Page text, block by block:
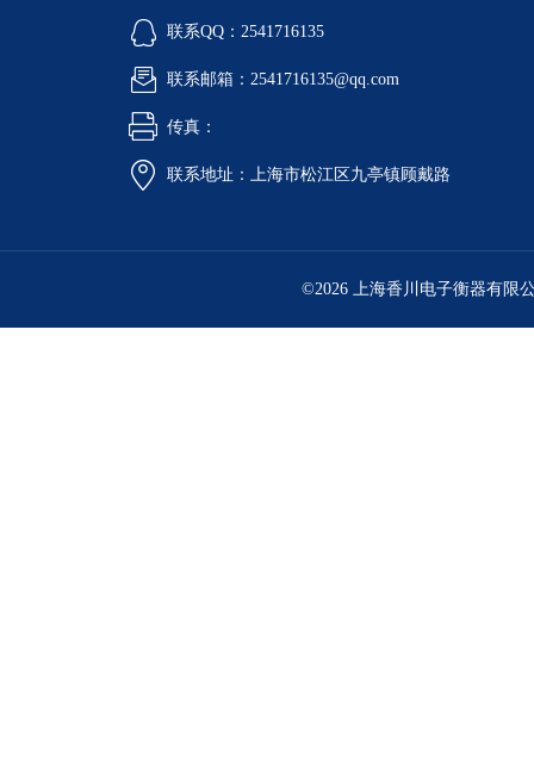
联系QQ：2541716135
联系邮箱：2541716135@qq.com
传真：
联系地址：上海市松江区九亭镇顾戴路
©2026 上海香川电子衡器有限